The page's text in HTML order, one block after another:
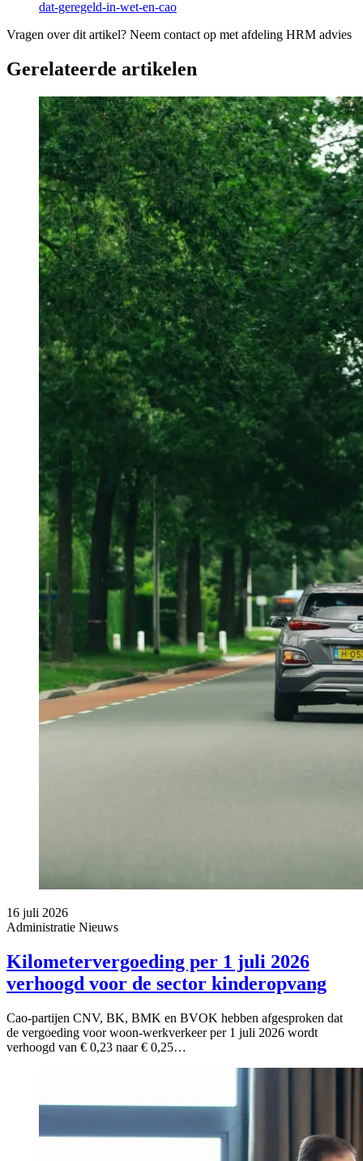
dat-geregeld-in-wet-en-cao
Vragen over dit artikel? Neem contact op met afdeling HRM advies
Gerelateerde artikelen
16 juli 2026
Administratie Nieuws
Kilometervergoeding per 1 juli 2026
verhoogd voor de sector kinderopvang
Cao-partijen CNV, BK, BMK en BVOK hebben afgesproken dat
de vergoeding voor woon-werkverkeer per 1 juli 2026 wordt
verhoogd van € 0,23 naar € 0,25…